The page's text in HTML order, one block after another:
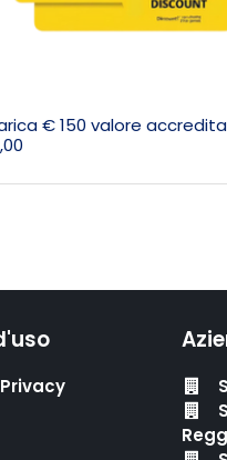
€ 150 valore